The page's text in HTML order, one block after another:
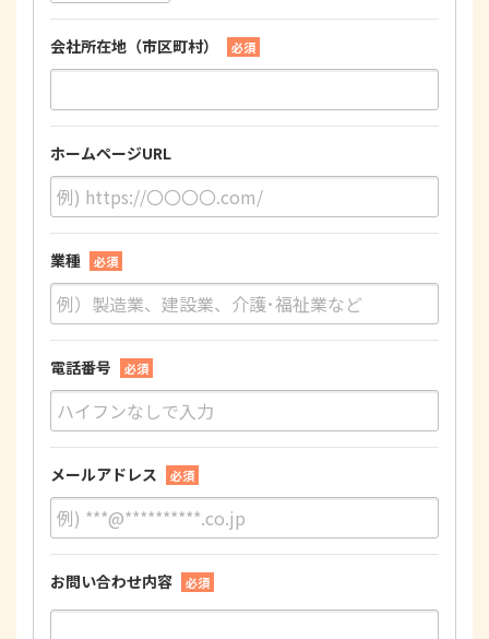
会社所在地（市区町村） 必須
ホームページURL
業種 必須
電話番号 必須
メールアドレス 必須
お問い合わせ内容 必須